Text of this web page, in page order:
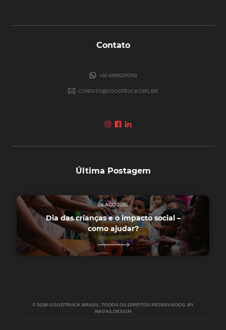
Contato
+55 41985295749
CONTATO@GOODTRUCK.ORG.BR
Última Postagem
06 AGO 2026
Dia das crianças e o impacto social –
como ajudar?
© 2026 GOODTRUCK BRASIL. TODOS OS DIREITOS RESERVADOS. BY
NAVAS.DESIGN